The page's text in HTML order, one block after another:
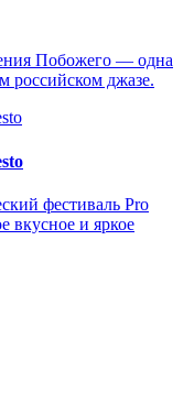
Побожего — одна
российском джазе.
фестиваль Pro
вкусное и яркое